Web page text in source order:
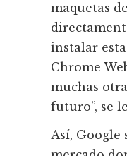
maquetas
instalar
Chrome
muchas
futuro”, se
Así, Google